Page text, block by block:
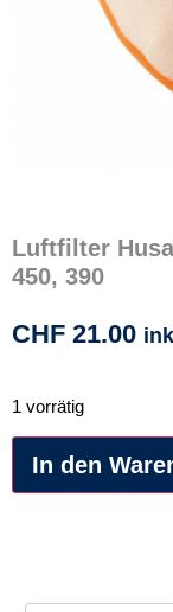
Luftfilter
450, 390
CHF 21.00
1 vorrätig
In den